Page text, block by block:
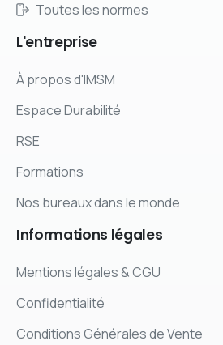
Toutes les normes
L'entreprise
À propos d'IMSM
Espace Durabilité
RSE
Formations
Nos bureaux dans le monde
Informations légales
Mentions légales & CGU
Confidentialité
Conditions Générales de Vente